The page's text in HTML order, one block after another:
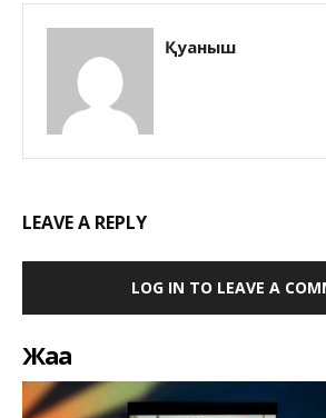
Қуаныш
LEAVE A REPLY
LOG IN TO LEAVE A
Жаңа